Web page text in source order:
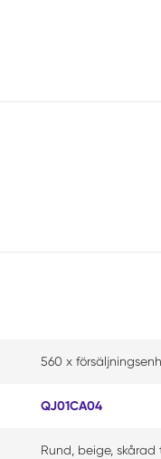
560 x
QJ01CA04
Rund, beige,